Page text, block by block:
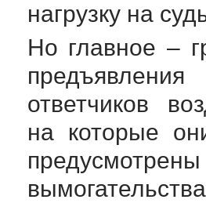
нагрузку на
Но главное –
предъявления
ответчиков
на которые